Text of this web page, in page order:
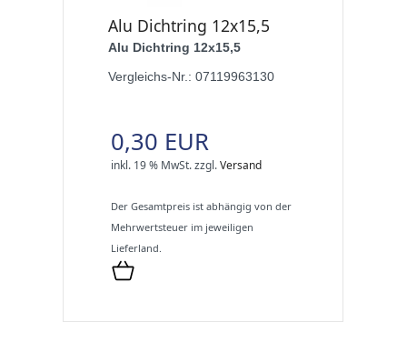
Alu Dichtring 12x15,5
Alu Dichtring 12x15,5
Vergleichs-Nr.: 07119963130
0,30 EUR
inkl. 19 % MwSt.zzgl.Versand
Der Gesamtpreis ist abhängig von der
Mehrwertsteuer im jeweiligen
Lieferland.